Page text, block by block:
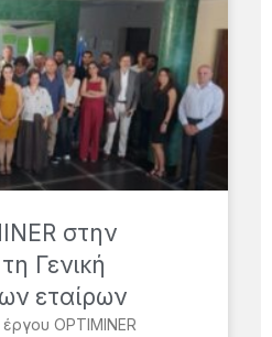
στην
Γενική
εταίρων
OPTIMINER